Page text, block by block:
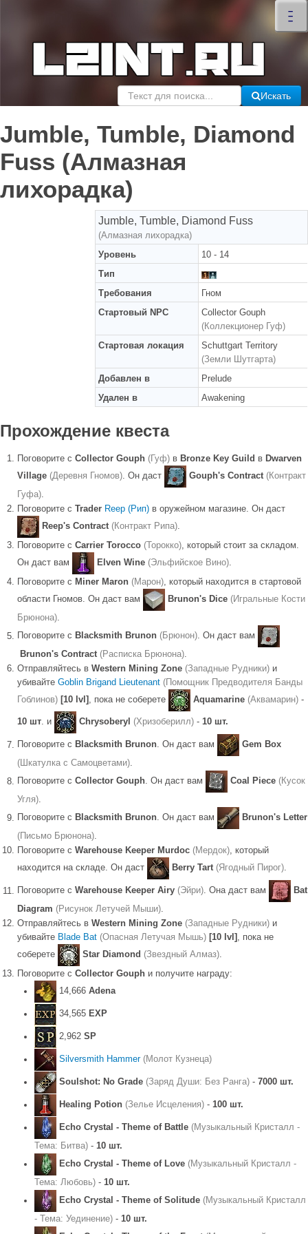
–
–
–
×
Искать
Jumble, Tumble, Diamond
Fuss (Алмазная
лихорадка)
Jumble, Tumble, Diamond Fuss
(Алмазная лихорадка)
Уровень
10 - 14
Тип
Требования
Гном
Стартовый NPC
Collector Gouph
(Коллекционер Гуф)
Стартовая локация
Schuttgart Territory
(Земли Шутгарта)
Добавлен в
Prelude
Удален в
Awakening
Прохождение квеста
Поговорите с Collector Gouph (Гуф) в Bronze Key Guild в Dwarven
Village (Деревня Гномов). Он даст Gouph's Contract (Контракт
Гуфа).
Поговорите с Trader Reep (Рип) в оружейном магазине. Он даст
Reep's Contract (Контракт Рипа).
Поговорите с Carrier Torocco (Торокко), который стоит за складом.
Он даст вам
Elven Wine (Эльфийское Вино).
Поговорите с Miner Maron (Марон), который находится в стартовой
области Гномов. Он даст вам
Brunon's Dice (Игральные Кости
Брюнона).
Поговорите с Blacksmith Brunon (Брюнон). Он даст вам
Brunon's Contract (Расписка Брюнона).
Отправляйтесь в Western Mining Zone (Западные Рудники) и
убивайте Goblin Brigand Lieutenant (Помощник Предводителя Банды
Гоблинов) [10 lvl] , пока не соберете Aquamarine (Аквамарин) -
10 шт. и Chrysoberyl (Хризоберилл) - 10 шт.
Поговорите с Blacksmith Brunon. Он даст вам
Gem Box
(Шкатулка с Самоцветами).
Поговорите с Collector Gouph. Он даст вам Coal Piece (Кусок
Угля).
Поговорите с Blacksmith Brunon. Он даст вам
Brunon's Letter
(Письмо Брюнона).
Поговорите с Warehouse Keeper Murdoc (Мердок), который
находится на складе. Он даст
Berry Tart (Ягодный Пирог).
Поговорите с Warehouse Keeper Airy (Эйри). Она даст вам
Bat
Diagram (Рисунок Летучей Мыши).
Отправляйтесь в Western Mining Zone (Западные Рудники) и
убивайте Blade Bat (Опасная Летучая Мышь) [10 lvl] , пока не
соберете
Star Diamond (Звездный Алмаз).
Поговорите с Collector Gouph и получите награду:
14,666 Adena
34,565 EXP
2,962 SP
Silversmith Hammer (Молот Кузнеца)
Soulshot: No Grade (Заряд Души: Без Ранга) - 7000 шт.
Healing Potion (Зелье Исцеления) - 100 шт.
Echo Crystal - Theme of Battle (Музыкальный Кристалл -
Тема: Битва) - 10 шт.
Echo Crystal - Theme of Love (Музыкальный Кристалл -
Тема: Любовь) - 10 шт.
Echo Crystal - Theme of Solitude (Музыкальный Кристалл
- Тема: Уединение) - 10 шт.